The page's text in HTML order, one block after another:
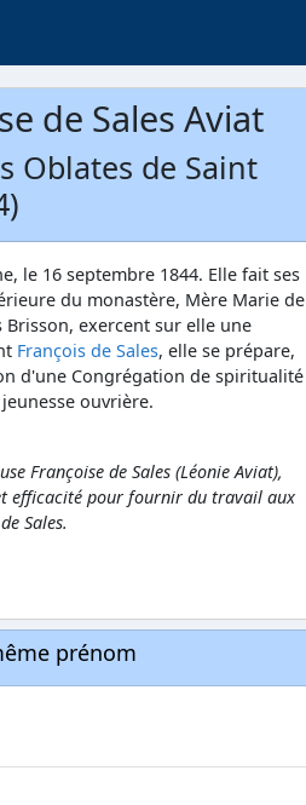
de Sales Aviat
Oblates de Saint
le 16 septembre 1844. Elle fait ses
du monastère, Mère Marie de
Brisson, exercent sur elle une
François de Sales, elle se prépare,
d'une Congrégation de spiritualité
ouvrière.
Françoise de Sales (Léonie Aviat),
efficacité pour fournir du travail aux
Sales.
prénom